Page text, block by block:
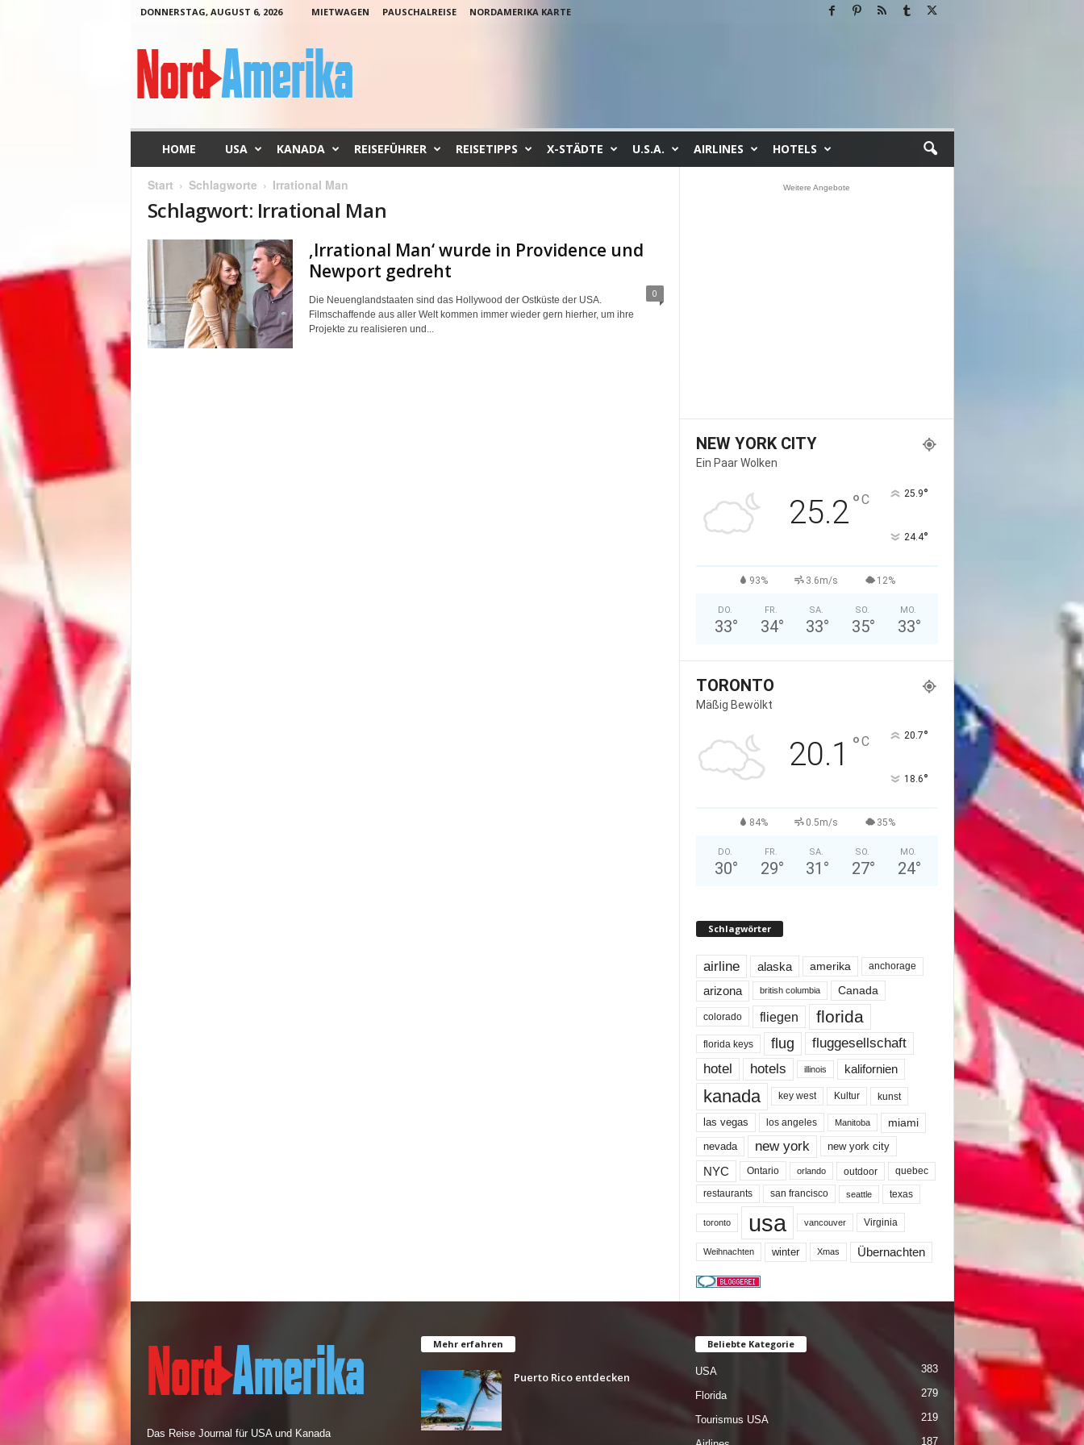
DONNERSTAG, AUGUST 6, 2026 MIETWAGEN PAUSCHALREISE NORDAMERIKA KARTE
HOME USA KANADA REISEFÜHRER REISETIPPS X-STÄDTE U.S.A. AIRLINES HOTELS
Start Schlagworte Irrational Man
Schlagwort: Irrational Man
‚Irrational Man‘ wurde in Providence und
Newport gedreht
0
Die Neuenglandstaaten sind das Hollywood der Ostküste der USA.
Filmschaffende aus aller Welt kommen immer wieder gern hierher, um ihre
Projekte zu realisieren und...
Weitere Angebote
NEW YORK CITY
Ein Paar Wolken
25.2°C 25.9°
24.4°
93% 3.6m/s 12%
DO.
33°
FR.
34°
SA.
33°
SO.
35°
MO.
33°
TORONTO
Mäßig Bewölkt
20.1 °C 20.7°
18.6°
84% 0.5m/s 35%
DO.
30°
FR.
29°
SA.
31 °
SO.
27°
MO.
24°
Schlagwörter
airline alaska amerika anchorage
arizona british columbia Canada
colorado fliegen florida
florida keys flug
fluggesellschaft
hotel
hotels illinois kalifornien
kanada key west Kultur kunst
las vegas los angeles Manitoba miami
nevada new york new york city
NYC Ontario orlando outdoor quebec
restaurants san francisco seattle texas
toronto usa vancouver Virginia
Weihnachten winter Xmas Übernachten
Das Reise Journal für USA und Kanada
Mehr erfahren
Puerto Rico entdecken
Beliebte Kategorie
USA 383
Florida 279
Tourismus USA 219
187